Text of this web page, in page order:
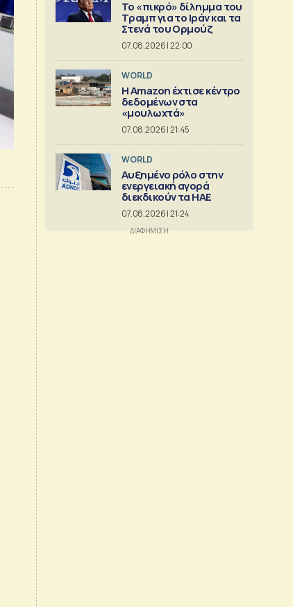
Το «πικρό» δίλημμα του
Τραμπ για το Ιράν και τα
Στενά του Ορμούζ
07.08.2026 | 22:00
WORLD
Η Amazon έχτισε κέντρο
δεδομένων στα
«μουλωχτά»
07.08.2026 | 21:45
WORLD
Αυξημένο ρόλο στην
ενεργειακή αγορά
διεκδικούν τα ΗΑΕ
07.08.2026 | 21:24